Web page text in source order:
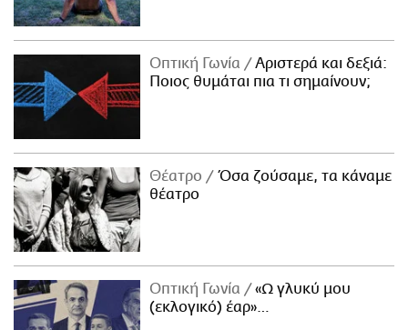
Οπτική Γωνία
Αριστερά και δεξιά:
Ποιος θυμάται πια τι σημαίνουν;
Θέατρο
Όσα ζούσαμε, τα κάναμε
θέατρο
Οπτική Γωνία
«Ω γλυκύ μου
(εκλογικό) έαρ»…